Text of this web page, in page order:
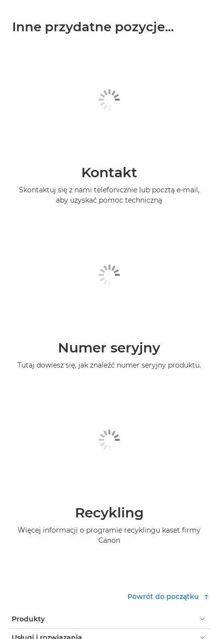
Inne przydatne pozycje...
Kontakt
Skontaktuj się z nami telefonicznie lub pocztą e-mail,
aby uzyskać pomoc techniczną
Numer seryjny
Tutaj dowiesz się, jak znaleźć numer seryjny produktu.
Recykling
Więcej informacji o programie recyklingu kaset firmy
Canon
Powrót do początku
Produkty